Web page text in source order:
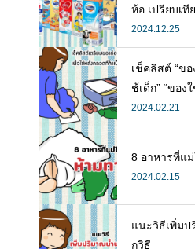
ห้อ เปรียบเ
นดี พร้อมแนะ
ห้ลูก
2024.12.25
เช็คลิสต์ “ขอ
ช้เด็ก” “ของใช้หลังคลอด” เพื่อใช้ห
ลังคลอดที่จำเ
2024.02.21
8 อาหารที่แ
2024.02.15
แนะวิธีเพิ่ม
กวิธี